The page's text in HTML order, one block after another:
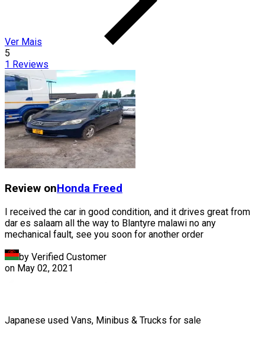
Ver Mais
5
1 Reviews
Review onHonda Freed
I received the car in good condition, and it drives great from
dar es salaam all the way to Blantyre malawi no any
mechanical fault, see you soon for another order
by Verified Customer
on May 02, 2021
Japanese used Vans, Minibus & Trucks for sale